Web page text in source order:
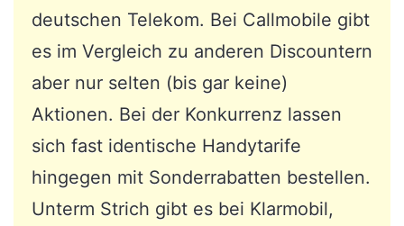
deutschen Telekom. Bei Callmobile gibt
es im Vergleich zu anderen Discountern
aber nur selten (bis gar keine)
Aktionen. Bei der Konkurrenz lassen
sich fast identische Handytarife
hingegen mit Sonderrabatten bestellen.
Unterm Strich gibt es bei Klarmobil,